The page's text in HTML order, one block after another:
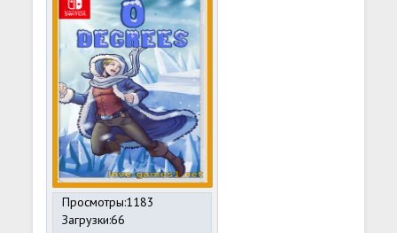
Просмотры:1183
Загрузки:66